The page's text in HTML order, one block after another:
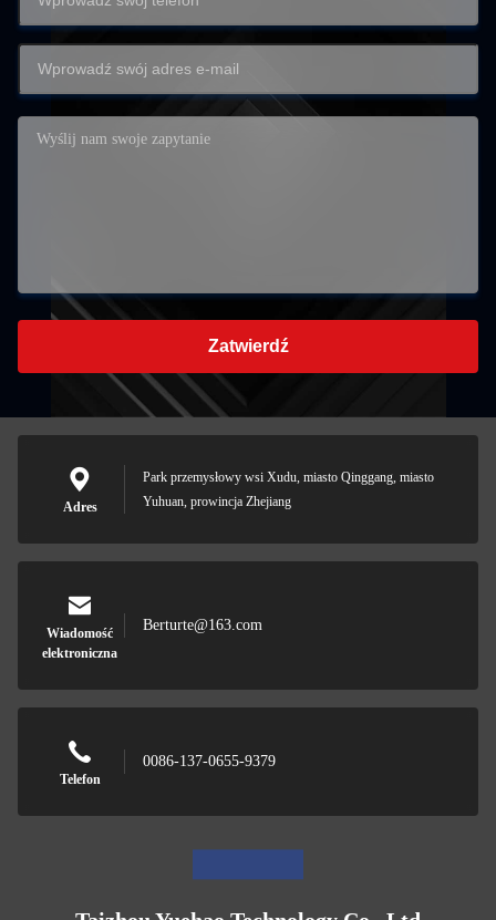
Zatwierdź
Adres
Park przemysłowy wsi Xudu, miasto Qinggang, miasto
Yuhuan, prowincja Zhejiang
Wiadomość
elektroniczna
Berturte@163.com
Telefon
0086-137-0655-9379